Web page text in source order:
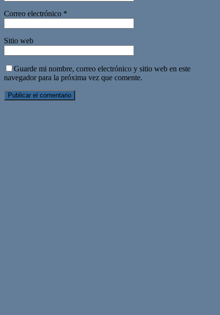
Correo electrónico *
Sitio web
Guarde mi nombre, correo electrónico y sitio web en este
navegador para la próxima vez que comente.